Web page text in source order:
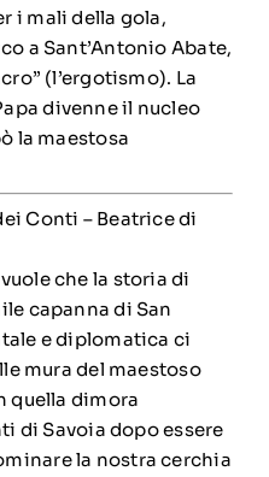
i mali della gola,
a Sant’Antonio Abate,
(l’ergotismo). La
divenne il nucleo
la maestosa
Conti – Beatrice di
che la storia di
capanna di San
e diplomatica ci
mura del maestoso
quella dimora
di Savoia dopo essere
la nostra cerchia